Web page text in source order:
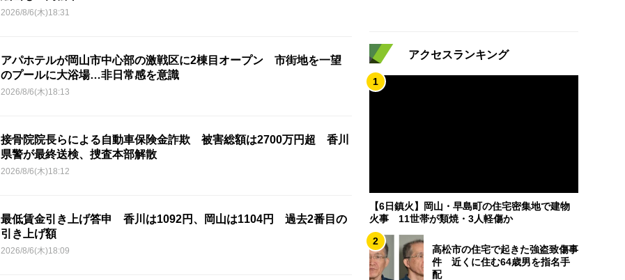
2026/8/6(木)18:31
アパホテルが岡山市中心部の激戦区に2棟目オープン 市街地を一望
のプールに大浴場…非日常感を意識
2026/8/6(木)18:13
接骨院院長らによる自動車保険金詐欺 被害総額は2700万円超 香川
県警が最終送検、捜査本部解散
2026/8/6(木)18:12
最低賃金引き上げ答申 香川は1092円、岡山は1104円 過去2番目の
引き上げ額
2026/8/6(木)18:09
アクセスランキング
1
【6日鎮火】岡山・早島町の住宅密集地で建物
火事 11世帯が類焼・3人軽傷か
2
高松市の住宅で起きた強盗致傷事
件 近くに住む64歳男を指名手
配